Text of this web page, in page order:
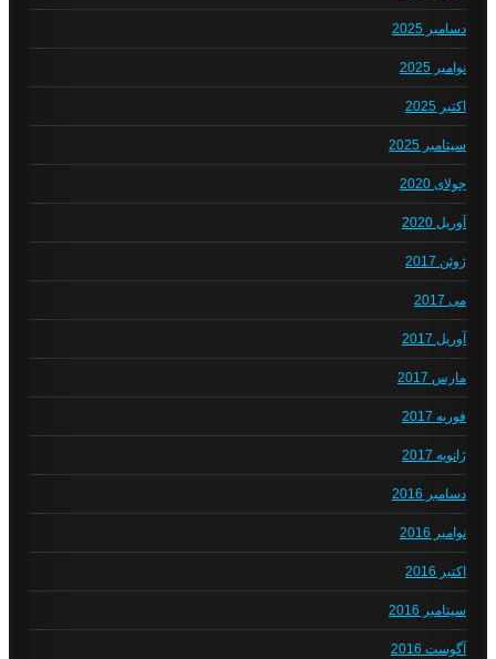
دسامبر 2025
نوامبر 2025
اکتبر 2025
سپتامبر 2025
جولای 2020
آوریل 2020
ژوئن 2017
می 2017
آوریل 2017
مارس 2017
فوریه 2017
ژانویه 2017
دسامبر 2016
نوامبر 2016
اکتبر 2016
سپتامبر 2016
آگوست 2016